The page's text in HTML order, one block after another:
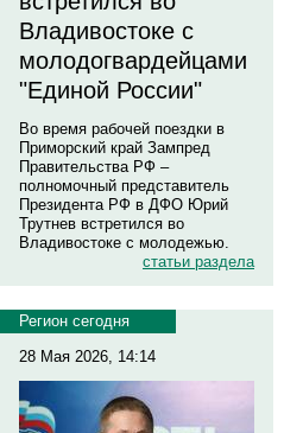
Владивостоке с
молодогвардейцами
"Единой России"
Во время рабочей поездки в
Приморский край Зампред
Правительства РФ –
полномочный представитель
Президента РФ в ДФО Юрий
Трутнев встретился во
Владивостоке с молодежью.
статьи раздела
Регион сегодня
28 Мая 2026, 14:14